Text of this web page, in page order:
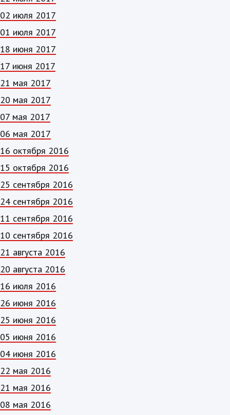
02 июля 2017
01 июля 2017
18 июня 2017
17 июня 2017
21 мая 2017
20 мая 2017
07 мая 2017
06 мая 2017
16 октября 2016
15 октября 2016
25 сентября 2016
24 сентября 2016
11 сентября 2016
10 сентября 2016
21 августа 2016
20 августа 2016
16 июля 2016
26 июня 2016
25 июня 2016
05 июня 2016
04 июня 2016
22 мая 2016
21 мая 2016
08 мая 2016